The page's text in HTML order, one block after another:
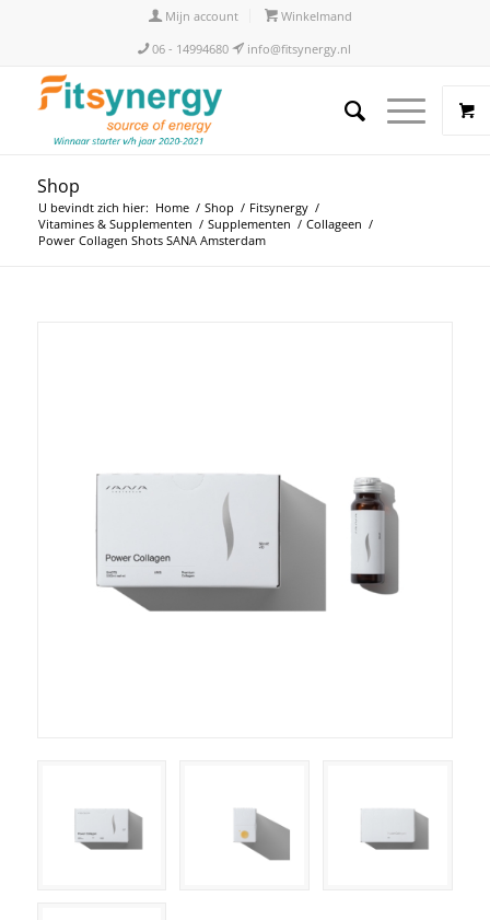
Mijn account
Winkelmand
06 - 14994680
info@fitsynergy.nl
Shop
U bevindt zich hier: Home / Shop / Fitsynergy /
Vitamines & Supplementen / Supplementen / Collageen /
Power Collagen Shots SANA Amsterdam